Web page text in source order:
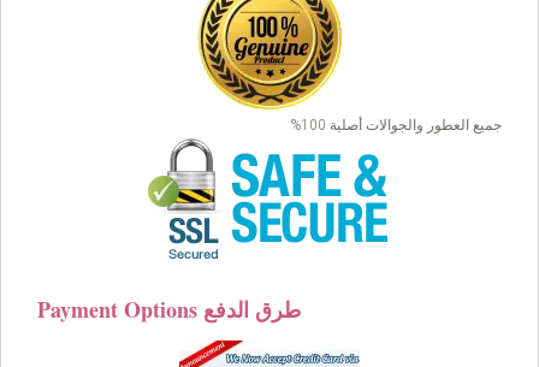
جميع العطور والجوالات أصلية 100%
Payment Options طرق الدفع